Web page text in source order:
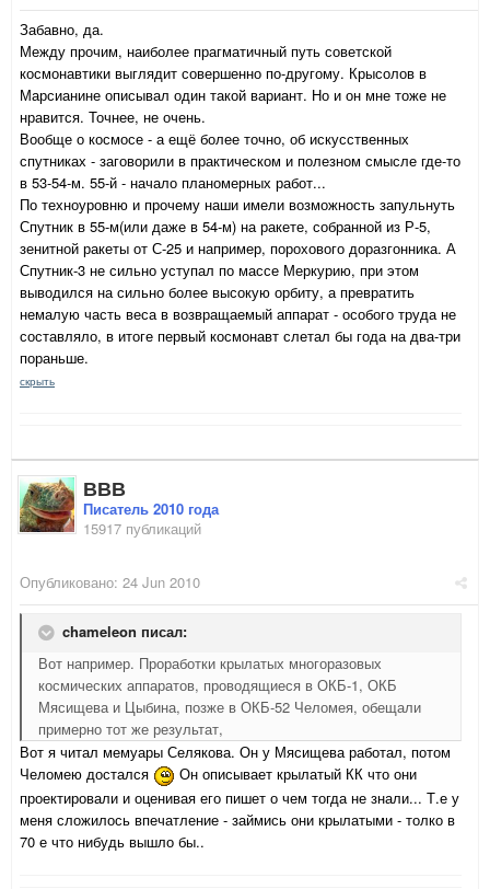
Забавно, да.
Между прочим, наиболее прагматичный путь советской
космонавтики выглядит совершенно по-другому. Крысолов в
Марсианине описывал один такой вариант. Но и он мне тоже не
нравится. Точнее, не очень.
Вообще о космосе - а ещё более точно, об искусственных
спутниках - заговорили в практическом и полезном смысле где-то
в 53-54-м. 55-й - начало планомерных работ...
По техноуровню и прочему наши имели возможность запульнуть
Спутник в 55-м(или даже в 54-м) на ракете, собранной из Р-5,
зенитной ракеты от С-25 и например, порохового доразгонника. А
Спутник-3 не сильно уступал по массе Меркурию, при этом
выводился на сильно более высокую орбиту, а превратить
немалую часть веса в возвращаемый аппарат - особого труда не
составляло, в итоге первый космонавт слетал бы года на два-три
пораньше.
скрыть
ВВВ
Писатель 2010 года
15917 публикаций
Опубликовано: 24 Jun 2010
chameleon писал:
Вот например. Проработки крылатых многоразовых
космических аппаратов, проводящиеся в ОКБ-1, ОКБ
Мясищева и Цыбина, позже в ОКБ-52 Челомея, обещали
примерно тот же результат,
Вот я читал мемуары Селякова. Он у Мясищева работал, потом
Челомею достался
Он описывает крылатый КК что они
проектировали и оценивая его пишет о чем тогда не знали... Т.е у
меня сложилось впечатление - займись они крылатыми - толко в
70 е что нибудь вышло бы..